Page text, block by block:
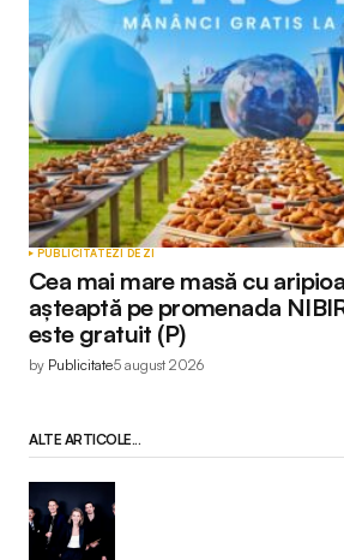
PUBLICITATEZI DE ZI
Cea mai mare masă cu
așteaptă pe promenada
este gratuit (P)
by Publicitate5 august 2026
ALTE ARTICOLE...